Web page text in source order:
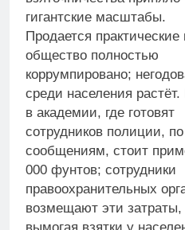
гигантские масштабы.
Продается практические
общество полностью
коррумпировано;
среди населения
в академии, где готовят
сотрудников полиции, по
сообщениям, стоит
000 фунтов; сотрудники
правоохранительных
возмещают эти затраты,